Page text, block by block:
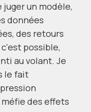
juger un modèle,
données
des retours
possible,
au volant. Je
le fait
des effets